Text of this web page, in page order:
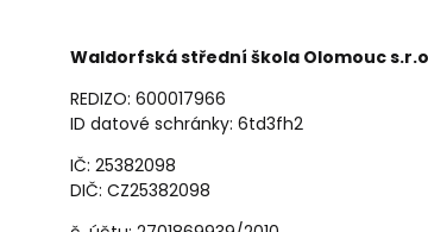
Waldorfská střední škola Olomouc
REDIZO: 600017966
ID datové schránky: 6td3fh2
IČ: 25382098
DIČ: CZ25382098